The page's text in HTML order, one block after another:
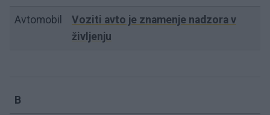
Avtomobil
Voziti avto je znamenje nadzora v
življenju
B